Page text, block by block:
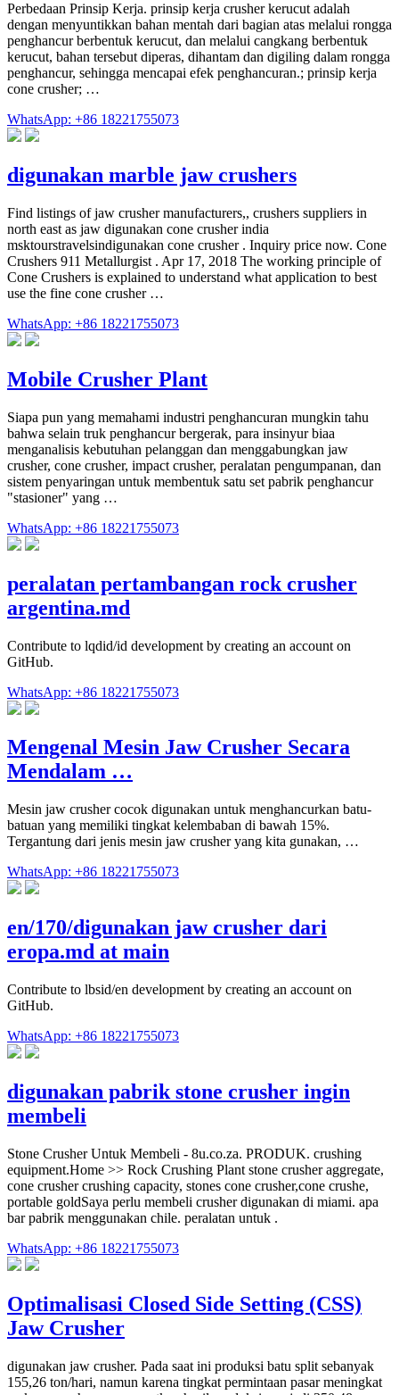
Perbedaan Prinsip Kerja. prinsip kerja crusher kerucut adalah
dengan menyuntikkan bahan mentah dari bagian atas melalui rongga
penghancur berbentuk kerucut, dan melalui cangkang berbentuk
kerucut, bahan tersebut diperas, dihantam dan digiling dalam rongga
penghancur, sehingga mencapai efek penghancuran.; prinsip kerja
cone crusher; …
WhatsApp: +86 18221755073
digunakan marble jaw crushers
Find listings of jaw crusher manufacturers,, crushers suppliers in
north east as jaw digunakan cone crusher india
msktourstravelsindigunakan cone crusher . Inquiry price now. Cone
Crushers 911 Metallurgist . Apr 17, 2018 The working principle of
Cone Crushers is explained to understand what application to best
use the fine cone crusher …
WhatsApp: +86 18221755073
Mobile Crusher Plant
Siapa pun yang memahami industri penghancuran mungkin tahu
bahwa selain truk penghancur bergerak, para insinyur biaa
menganalisis kebutuhan pelanggan dan menggabungkan jaw
crusher, cone crusher, impact crusher, peralatan pengumpanan, dan
sistem penyaringan untuk membentuk satu set pabrik penghancur
"stasioner" yang …
WhatsApp: +86 18221755073
peralatan pertambangan rock crusher
argentina.md
Contribute to lqdid/id development by creating an account on
GitHub.
WhatsApp: +86 18221755073
Mengenal Mesin Jaw Crusher Secara
Mendalam …
Mesin jaw crusher cocok digunakan untuk menghancurkan batu-
batuan yang memiliki tingkat kelembaban di bawah 15%.
Tergantung dari jenis mesin jaw crusher yang kita gunakan, …
WhatsApp: +86 18221755073
en/170/digunakan jaw crusher dari
eropa.md at main
Contribute to lbsid/en development by creating an account on
GitHub.
WhatsApp: +86 18221755073
digunakan pabrik stone crusher ingin
membeli
Stone Crusher Untuk Membeli - 8u.co.za. PRODUK. crushing
equipment.Home >> Rock Crushing Plant stone crusher aggregate,
cone crusher crushing capacity, stones cone crusher,cone crushe,
portable goldSaya perlu membeli crusher digunakan di miami. apa
bar pabrik menggunakan chile. peralatan untuk .
WhatsApp: +86 18221755073
Optimalisasi Closed Side Setting (CSS)
Jaw Crusher
digunakan jaw crusher. Pada saat ini produksi batu split sebanyak
155,26 ton/hari, namun karena tingkat permintaan pasar meningkat